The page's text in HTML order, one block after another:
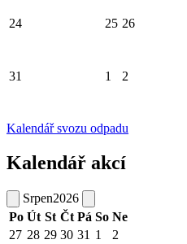
24 25 26
31 1 2
Kalendář svozu odpadu
Kalendář akcí
Srpen2026
Po Út St Čt Pá So Ne
27 28 29 30 31 1
2